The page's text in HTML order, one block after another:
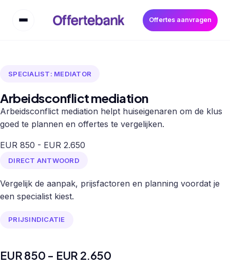
Offertes aanvragen
SPECIALIST: MEDIATOR
Arbeidsconflict mediation
Arbeidsconflict mediation helpt huiseigenaren om de klus
goed te plannen en offertes te vergelijken.
EUR 850 - EUR 2.650
DIRECT ANTWOORD
Vergelijk de aanpak, prijsfactoren en planning voordat je
een specialist kiest.
PRIJSINDICATIE
EUR 850 - EUR 2.650